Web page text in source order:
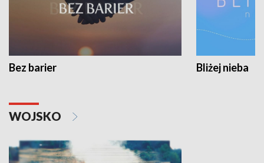
Bez barier Bliżej nieba
WOJSKO